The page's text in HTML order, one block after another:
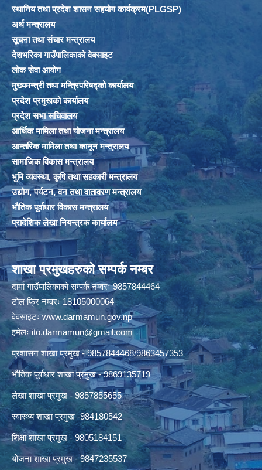
स्थानिय तथा प्रदेश शासन सहयोग कार्यक्रम(PLGSP)
अर्थ मन्त्रालय
सूचना तथा संचार मन्त्रालय
देशभरिका गाउँपालिकाको वेबसाइट
लोक सेवा आयोग
मुख्यमन्त्री तथा मन्त्रिपरिषद्को कार्यालय
प्रदेश प्रमुखको कार्यालय
प्रदेश सभा सचिवालय
आर्थिक मामिला तथा योजना मन्त्रालय
आन्तरिक मामिला तथा कानून मन्त्रालय
सामाजिक विकास मन्त्रालय
भुमि व्यवस्था, कृषि तथा सहकारी मन्त्रालय
उद्योग, पर्यटन, वन तथा वातावरण मन्त्रालय
भौतिक पूर्वाधार विकास मन्त्रालय
प्रादेशिक लेखा नियन्त्रक कार्यालय
शाखा प्रमुखहरुको सम्पर्क नम्बर
दार्मा गाउँपालिकाको सम्पर्क नम्वरः 9857844464
टोल फ्रि नम्वरः 18105000064
वेवसाइटःwww.darmamun.gov.np
इमेलःito.darmamun@gmail.com
प्रशासन शाखा प्रमुख - 9857844468/9863457353
भौतिक पूर्वाधार शाखा प्रमुख - 9869135719
लेखा शाखा प्रमुख - 9857855655
स्वास्थ्य शाखा प्रमुख -984180542
शिक्षा शाखा प्रमुख - 9805184151
योजना शाखा प्रमुख - 9847235537